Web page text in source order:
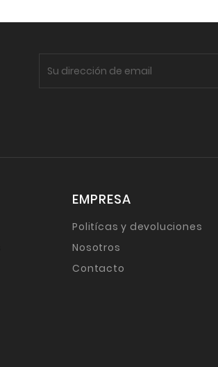
EMPRESA
Politícas y devoluciones
Nosotros
Contacto